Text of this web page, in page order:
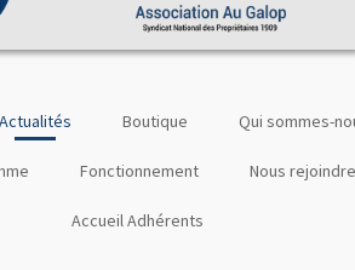
Actualités Boutique Qui sommes-
Fonctionnement Nous rejoindre
Accueil Adhérents